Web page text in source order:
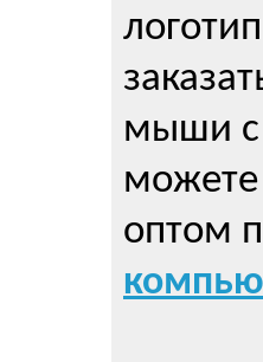
мыши с
можете
оптом